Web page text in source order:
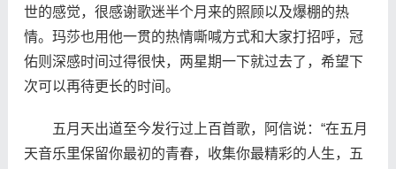
世的感觉，很感谢歌迷半个月来的照顾以及爆棚的热
情。玛莎也用他一贯的热情嘶喊方式和大家打招呼，冠
佑则深感时间过得很快，两星期一下就过去了，希望下
次可以再待更长的时间。
五月天出道至今发行过上百首歌，阿信说：“在五月
天音乐里保留你最初的青春，收集你最精彩的人生，五